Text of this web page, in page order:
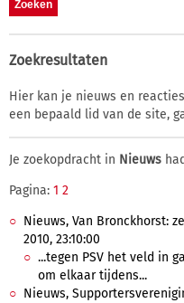
Zoekresultaten
Hier kan je nieuws en
een bepaald lid van de site,
Je zoekopdracht in Nieuws had
Pagina: 1 2
Nieuws, Van Bronckhorst:
2010, 23:10:00
...tegen PSV het veld in
om elkaar tijdens...
Nieuws,